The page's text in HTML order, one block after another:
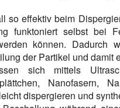
so effektiv beim
funktoniert selbst bei
können. Dadurch
der Partikel und damit
sich mittels
Nanofasern,
dispergieren und